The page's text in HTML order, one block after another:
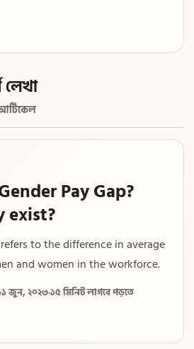
লেখা
আর্টিকেল
Pay Gap?
exist?
to the difference in average
and women in the workforce.
জুন, ২০২৩·১৫ মিনিট লাগবে পড়তে